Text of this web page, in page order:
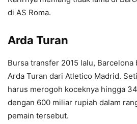
di AS Roma.
Arda Turan
Bursa transfer 2015 lalu,
Arda Turan dari Atletico Madrid.
harus merogoh koceknya hingga
dengan 600 miliar rupiah dalam
pemain tersebut.